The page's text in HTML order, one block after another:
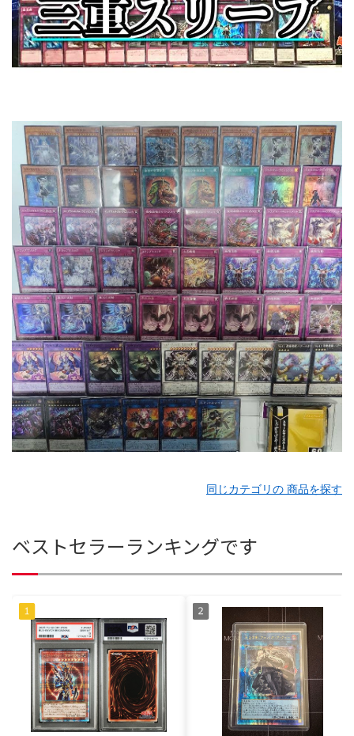
同じカテゴリの 商品を探す
ベストセラーランキングです